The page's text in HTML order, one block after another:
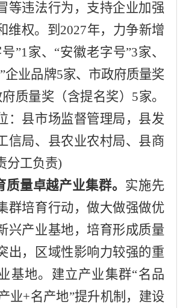
等违法行为，支持企业加强
维权。 到 2027年，力争新增
”1家、 “安徽老字号”3家、
”企业品牌5家、 市政府质量奖
质量奖（含提名奖） 5家。
： 县市场监督管理局 ， 县发
信局、 县农业农村局、 县商
分工负责)
质量卓越产业集群。 实施先
群培育行动，做大做强做优
兴产业基地，培育形成质量
出，区域性影响力较强的重
基地。建立产业集群“名品
业+名产地”提升机制，建设